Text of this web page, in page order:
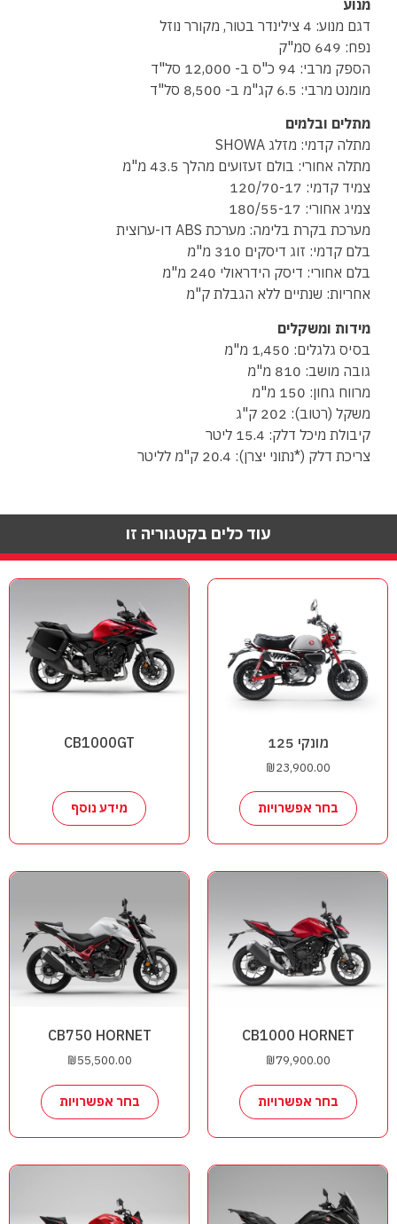
מנוע
דגם מנוע: 4 צילינדר בטור, מקורר נוזל
נפח: 649 סמ"ק
הספק מרבי: 94 כ"ס ב- 12,000 סל"ד
מומנט מרבי: 6.5 קג"מ ב- 8,500 סל"ד
מתלים ובלמים
מתלה קדמי: מזלג SHOWA
מתלה אחורי: בולם זעזועים מהלך 43.5 מ"מ
צמיד קדמי: 120/70-17
צמיג אחורי: 180/55-17
מערכת בקרת בלימה: מערכת ABS דו-ערוצית
בלם קדמי: זוג דיסקים 310 מ"מ
בלם אחורי: דיסק הידראולי 240 מ"מ
אחריות: שנתיים ללא הגבלת ק"מ
מידות ומשקלים
בסיס גלגלים: 1,450 מ"מ
גובה מושב: 810 מ"מ
מרווח גחון: 150 מ"מ
משקל (רטוב): 202 ק"ג
קיבולת מיכל דלק: 15.4 ליטר
צריכת דלק (*נתוני יצרן): 20.4 ק"מ לליטר
עוד כלים בקטגוריה זו
מונקי 125
₪23,900.00
בחר אפשרויות
CB1000GT
מידע נוסף
CB1000 HORNET
₪79,900.00
בחר אפשרויות
CB750 HORNET
₪55,500.00
בחר אפשרויות